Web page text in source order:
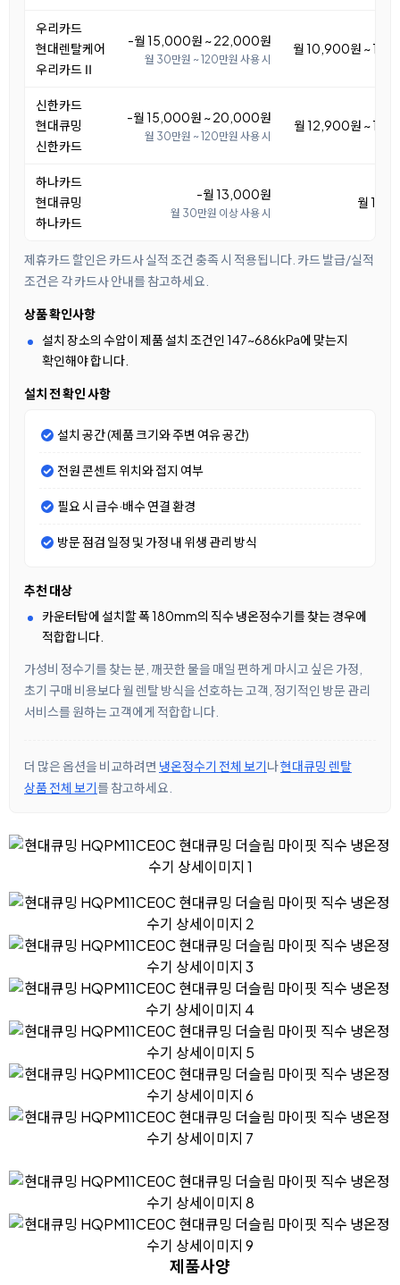
우리카드
현대렌탈케어
우리카드Ⅱ
-월 15,000원 ~ 22,000원
월 30만원 ~ 120만원 사용 시
월 10,900원 ~
신한카드
현대큐밍
신한카드
-월 15,000원 ~ 20,000원
월 30만원 ~ 120만원 사용 시
월 12,900원 ~
하나카드
현대큐밍
하나카드
-월 13,000원
월 30만원 이상 사용 시
월
제휴카드 할인은 카드사 실적 조건 충족 시 적용됩니다. 카드 발급/실적
조건은 각 카드사 안내를 참고하세요.
상품 확인사항
설치 장소의 수압이 제품 설치 조건인 147~686kPa에 맞는지
확인해야 합니다.
설치 전 확인 사항
설치 공간 (제품 크기와 주변 여유 공간)
전원 콘센트 위치와 접지 여부
필요 시 급수·배수 연결 환경
방문 점검 일정 및 가정 내 위생 관리 방식
추천 대상
카운터탑에 설치할 폭 180mm의 직수 냉온정수기를 찾는 경우에
적합합니다.
가성비 정수기를 찾는 분, 깨끗한 물을 매일 편하게 마시고 싶은 가정,
초기 구매 비용보다 월 렌탈 방식을 선호하는 고객, 정기적인 방문 관리
서비스를 원하는 고객에게 적합합니다.
더 많은 옵션을 비교하려면 냉온정수기 전체 보기나현대큐밍 렌탈
상품 전체 보기를 참고하세요.
제품사양